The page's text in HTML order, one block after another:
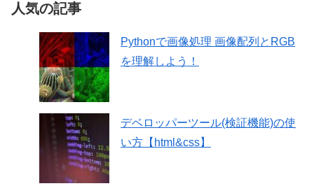
人気の記事
Pythonで画像処理 画像配列とRGB
を理解しよう！
デベロッパーツール(検証機能)の使
い方【html&css】